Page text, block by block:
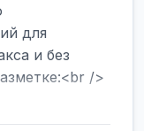
для
и без
/>